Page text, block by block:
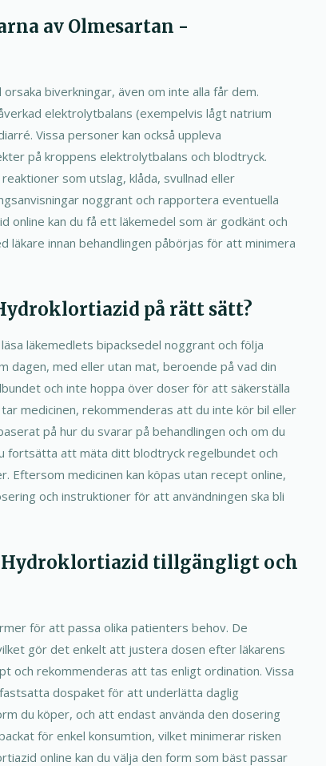
av Olmesartan -
biverkningar, även om inte alla får dem.
elektrolytbalans (exempelvis lågt natrium
Vissa personer kan också uppleva
på kroppens elektrolytbalans och blodtryck.
som utslag, klåda, svullnad eller
noggrant och rapportera eventuella
online kan du få ett läkemedel som är godkänt och
innan behandlingen påbörjas för att minimera
på rätt sätt?
läkemedlets bipacksedel noggrant och följa
dagen, med eller utan mat, beroende på vad din
och inte hoppa över doser för att säkerställa
medicinen, rekommenderas att du inte kör bil eller
på hur du svarar på behandlingen och om du
fortsätta att mäta ditt blodtryck regelbundet och
Eftersom medicinen kan köpas utan recept online,
och instruktioner för att användningen ska bli
Hydroklortiazid tillgängligt och
för att passa olika patienters behov. De
gör det enkelt att justera dosen efter läkarens
och rekommenderas att tas enligt ordination. Vissa
dospaket för att underlätta daglig
du köper, och att endast använda den dosering
för enkel konsumtion, vilket minimerar risken
online kan du välja den form som bäst passar